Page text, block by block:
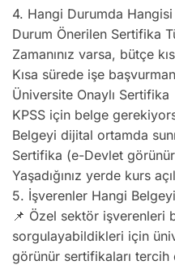
4. Hangi Durumda
Durum Önerilen Sertifika
Zamanınız varsa, bütçe
Kısa sürede işe
Üniversite Onaylı Sertifika
KPSS için belge
Belgeyi dijital ortamda
Sertifika (e-Devlet
Yaşadığınız yerde kurs
5. İşverenler Hangi
📌 Özel sektör işverenleri
sorgulayabildikleri için
görünür sertifikaları tercih